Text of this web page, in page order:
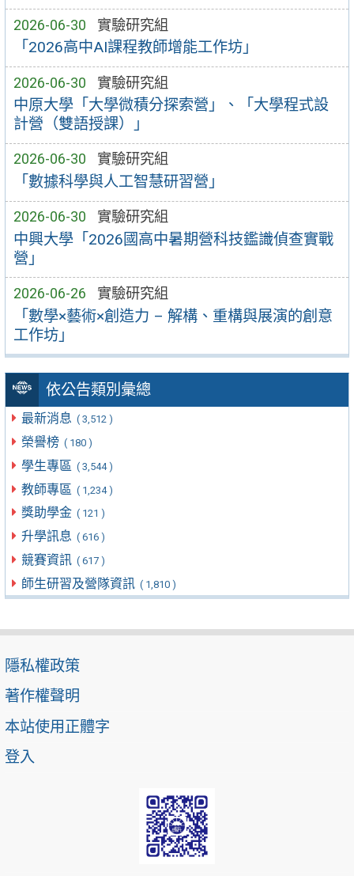
2026-06-30 實驗研究組
「2026高中AI課程教師增能工作坊」
2026-06-30 實驗研究組
中原大學「大學微積分探索營」、「大學程式設
計營（雙語授課）」
2026-06-30 實驗研究組
「數據科學與人工智慧研習營」
2026-06-30 實驗研究組
中興大學「2026國高中暑期營科技鑑識偵查實戰
營」
2026-06-26 實驗研究組
「數學×藝術×創造力 – 解構、重構與展演的創意
工作坊」
依公告類別彙總
最新消息 ( 3,512 )
榮譽榜 ( 180 )
學生專區 ( 3,544 )
教師專區 ( 1,234 )
獎助學金 ( 121 )
升學訊息 ( 616 )
競賽資訊 ( 617 )
師生研習及營隊資訊 ( 1,810 )
隱私權政策
著作權聲明
本站使用正體字
登入